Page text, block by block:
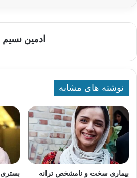
ادمین نسیم
نوشته های مشابه
بیماری سخت و نامشخص ترانه